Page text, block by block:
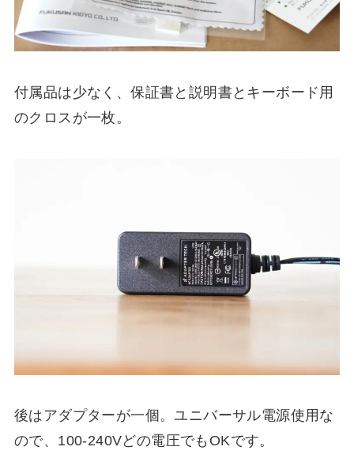
付属品は少なく、保証書と説明書とキーボード用
のクロスが一枚。
後はアダプターが一個。ユニバーサル電源使用な
ので、100-240Vどの電圧でもOKです。